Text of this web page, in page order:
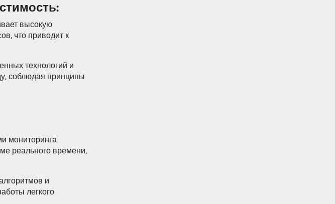
высокую
что приводит к
технологий и
соблюдая принципы
мониторинга
реального времени,
и
легкого